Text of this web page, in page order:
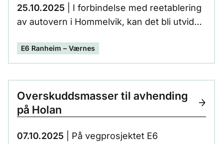
25.10.2025 | I forbindelse med reetablering
av autovern i Hommelvik, kan det bli utvidet
E6 Ranheim – Værnes
Overskuddsmasser til avhending
på Holan
07.10.2025 | På vegprosjektet E6